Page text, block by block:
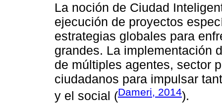
La noción de Ciudad
ejecución de proyectos
estrategias globales para
grandes. La implementación
de múltiples agentes, sector
ciudadanos para impulsar
y el social (Dameri, 2014).